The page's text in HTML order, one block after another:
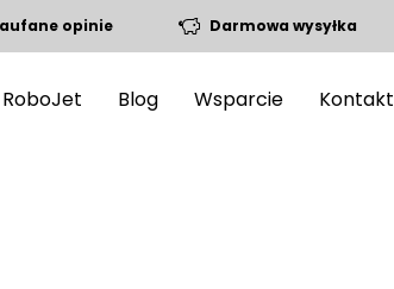
opinie Darmowa wysyłka
Blog Wsparcie Kontakt